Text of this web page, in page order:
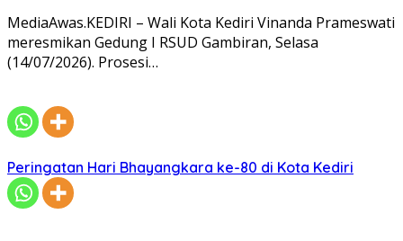
MediaAwas.KEDIRI – Wali Kota Kediri Vinanda Prameswati
meresmikan Gedung I RSUD Gambiran, Selasa
(14/07/2026). Prosesi…
Peringatan Hari Bhayangkara ke-80 di Kota Kediri